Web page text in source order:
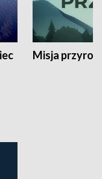
Misja